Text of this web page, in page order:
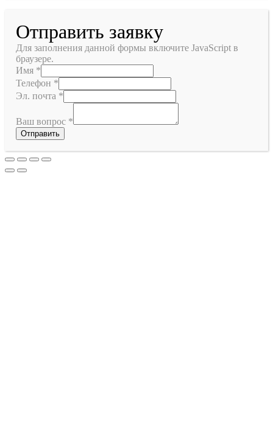
Отправить заявку
Для заполнения данной формы включите JavaScript в
браузере.
Имя *
Телефон *
Эл. почта *
Ваш вопрос *
Отправить